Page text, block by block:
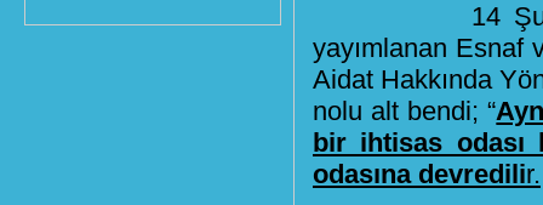
14 Şubat
yayımlanan Esnaf
Aidat Hakkında
nolu alt bendi; “
bir ihtisas odası
odasına devredilir.